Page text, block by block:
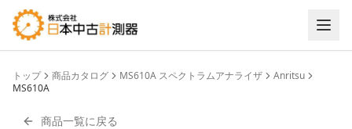
トップ 商品カタログ MS610A スペクトラムアナライザ
Anritsu
MS610A
商品一覧に戻る